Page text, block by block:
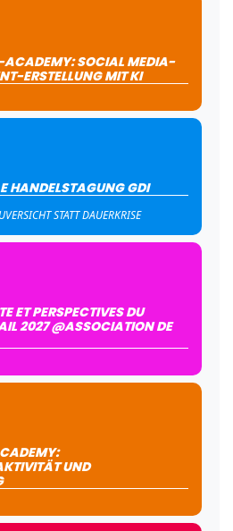
ACADEMY: SOCIAL MEDIA-
ERSTELLUNG MIT KI
HANDELSTAGUNG GDI
STATT DAUERKRISE
ET PERSPECTIVES DU
2027 @ASSOCIATION DE
UND